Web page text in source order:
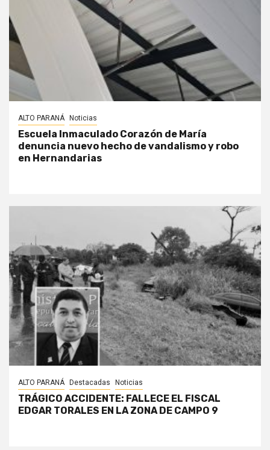
ALTO PARANÁ Noticias
Escuela Inmaculado Corazón de María
denuncia nuevo hecho de vandalismo y robo
en Hernandarias
ALTO PARANÁ Destacadas Noticias
TRÁGICO ACCIDENTE: FALLECE EL FISCAL
EDGAR TORALES EN LA ZONA DE CAMPO 9